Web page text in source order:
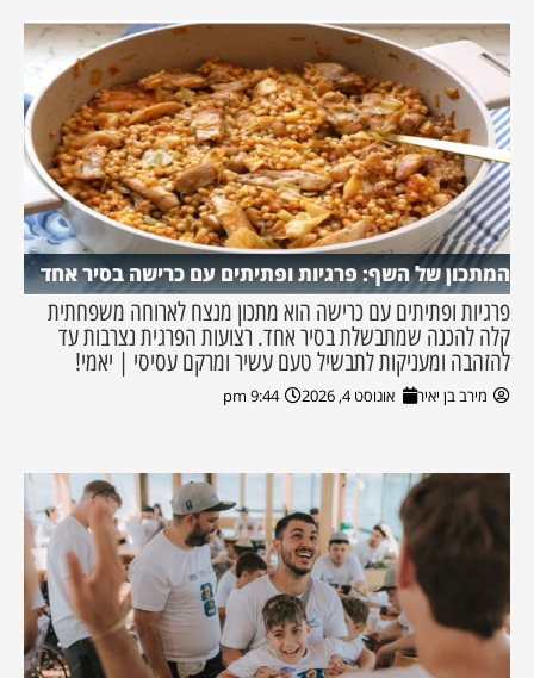
המתכון של השף: פרגיות ופתיתים עם כרישה בסיר אחד
פרגיות ופתיתים עם כרישה הוא מתכון מנצח לארוחה משפחתית
קלה להכנה שמתבשלת בסיר אחד. רצועות הפרגית נצרבות עד
להזהבה ומעניקות לתבשיל טעם עשיר ומרקם עסיסי | יאמי!
מירב בן יאיר אוגוסט 4, 2026 9:44 pm